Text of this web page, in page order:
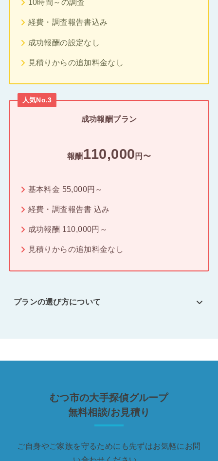
10時間～の調査
経費・調査報告書込み
成功報酬の設定なし
見積りからの追加料金なし
人気No.3
成功報酬プラン
報酬 110,000 円〜
基本料金 55,000円～
経費・調査報告書 込み
成功報酬 110,000円～
見積りからの追加料金なし
プランの選び方について
むつ市の大手探偵グループ
無料相談/お見積り
ご自身やご家族を守るためにも先ずはお気軽にお問